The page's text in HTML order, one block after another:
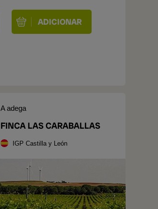
A adega
FINCA LAS CARABALLAS
IGP Castilla y León